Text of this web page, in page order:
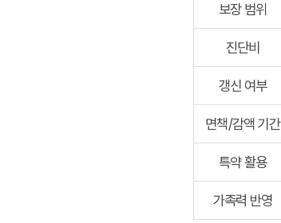
보장 범위
진단비
갱신 여부
면책/감액 기간
특약 활용
가족력 반영